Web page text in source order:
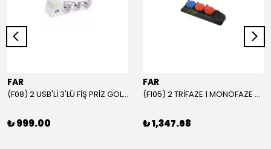
FAR
(F08) 2 USB'Lİ 3'LÜ FİŞ PRİZ GOLYAT
₺ 999.00
FAR
(F105) 2 TRİFAZE 1 MONOFAZE GRUP PRİZ
₺ 1,347.68